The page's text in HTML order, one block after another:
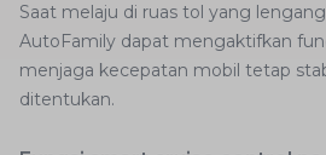
Saat melaju di ruas tol yang
AutoFamily dapat mengaktifkan
menjaga kecepatan mobil tetap
ditentukan.